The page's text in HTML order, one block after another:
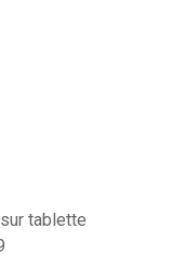
tablette